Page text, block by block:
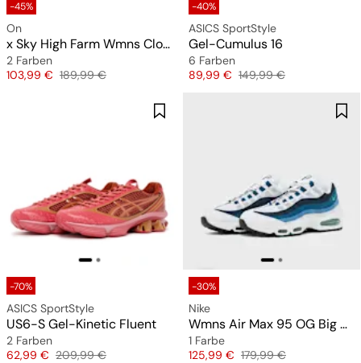
-45%
On
x Sky High Farm Wmns Cloud 6
2 Farben
Preis
103,99 € Originalpreis
189,99 €
-40%
ASICS SportStyle
Gel-Cumulus 16
6 Farben
Preis
89,99 € Originalpreis
149,99 €
-70%
ASICS SportStyle
US6-S Gel-Kinetic Fluent
2 Farben
Preis
62,99 € Originalpreis
209,99 €
-30%
Nike
Wmns Air Max 95 OG Big Bubble "Slate"
1 Farbe
Preis
125,99 € Originalpreis
179,99 €